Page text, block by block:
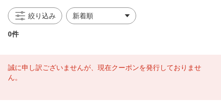
絞り込み
0件
誠に申し訳ございませんが、現在クーポンを発行しておりませ
ん。